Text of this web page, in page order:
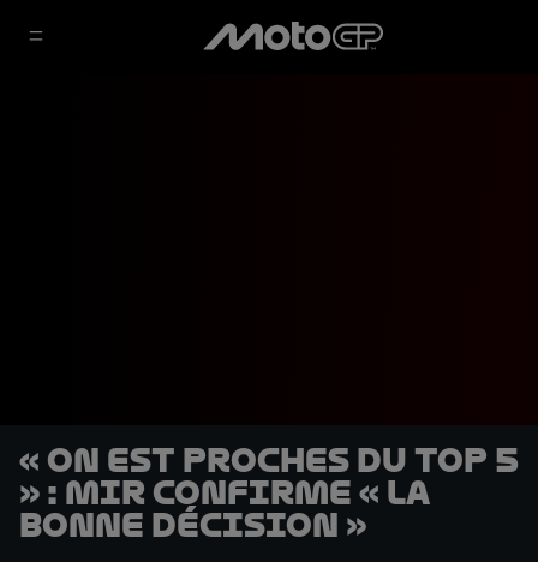
« On est proches du Top 5
» : Mir confirme « la
bonne décision »